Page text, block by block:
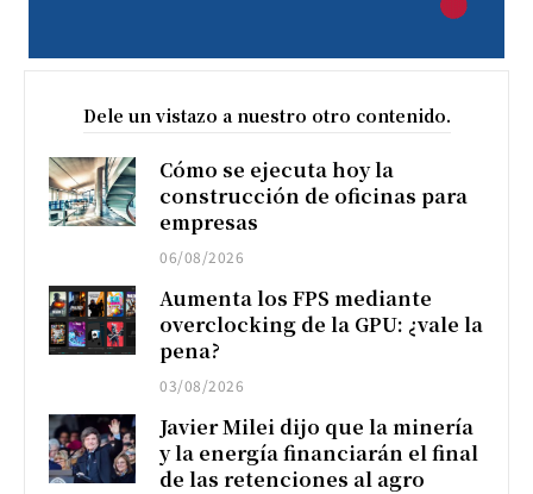
Dele un vistazo a nuestro otro contenido.
Cómo se ejecuta hoy la
construcción de oficinas para
empresas
06/08/2026
Aumenta los FPS mediante
overclocking de la GPU: ¿vale la
pena?
03/08/2026
Javier Milei dijo que la minería
y la energía financiarán el final
de las retenciones al agro